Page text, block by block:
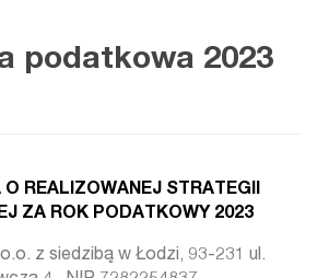
podatkowa 2023
O REALIZOWANEJ STRATEGII
ZA ROK PODATKOWY 2023
z siedzibą w Łodzi, 93-231 ul.